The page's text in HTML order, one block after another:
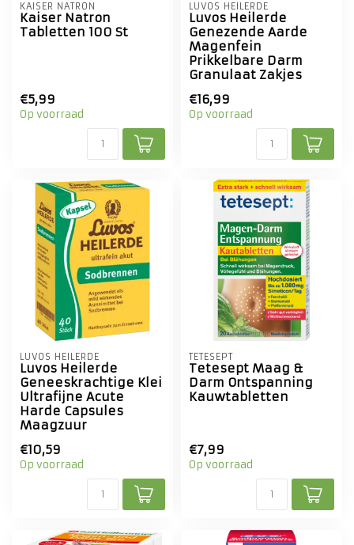
KAISER NATRON
Kaiser Natron
Tabletten 100 St
€5,99
Op voorraad
LUVOS HEILERDE
Luvos Heilerde
Genezende Aarde
Magenfein
Prikkelbare Darm
Granulaat Zakjes
€16,99
Op voorraad
LUVOS HEILERDE
Luvos Heilerde
Geneeskrachtige Klei
Ultrafijne Acute
Harde Capsules
Maagzuur
€10,59
Op voorraad
TETESEPT
Tetesept Maag &
Darm Ontspanning
Kauwtabletten
€7,99
Op voorraad